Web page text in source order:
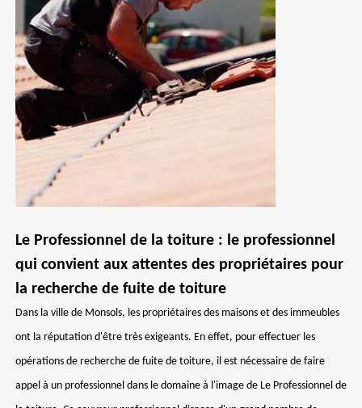
Le Professionnel de la toiture : le professionnel
qui convient aux attentes des propriétaires pour
la recherche de fuite de toiture
Dans la ville de Monsols, les propriétaires des maisons et des immeubles
ont la réputation d'être très exigeants. En effet, pour effectuer les
opérations de recherche de fuite de toiture, il est nécessaire de faire
appel à un professionnel dans le domaine à l'image de Le Professionnel de